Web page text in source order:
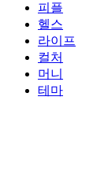
피플
헬스
라이프
컬처
머니
테마